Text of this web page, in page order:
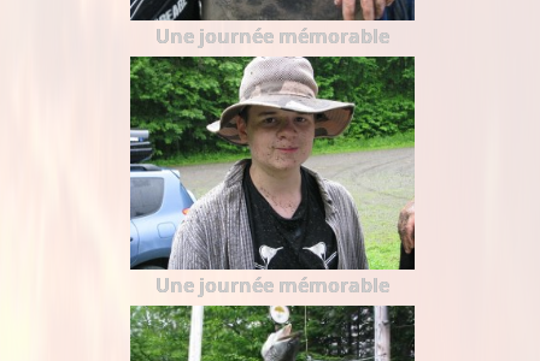
Une journée mémorable
Une journée mémorable